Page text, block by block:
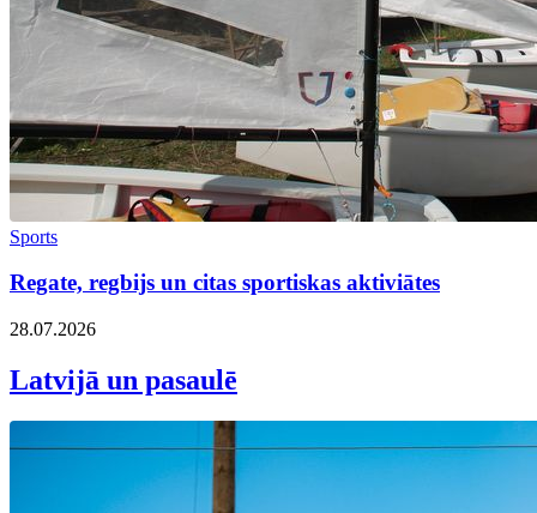
Sports
Regate, regbijs un citas sportiskas aktiviātes
28.07.2026
Latvijā un pasaulē